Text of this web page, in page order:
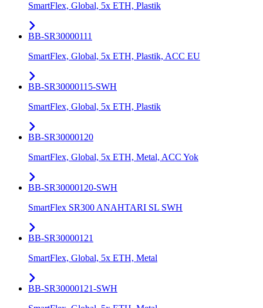
SmartFlex, Global, 5x ETH, Plastik
BB-SR30000111
SmartFlex, Global, 5x ETH, Plastik, ACC EU
BB-SR30000115-SWH
SmartFlex, Global, 5x ETH, Plastik
BB-SR30000120
SmartFlex, Global, 5x ETH, Metal, ACC Yok
BB-SR30000120-SWH
SmartFlex SR300 ANAHTARI SL SWH
BB-SR30000121
SmartFlex, Global, 5x ETH, Metal
BB-SR30000121-SWH